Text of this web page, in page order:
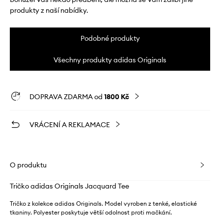
produkty z naší nabídky.
Podobné produkty
Všechny produkty adidas Originals
DOPRAVA ZDARMA od 1800 Kč
VRÁCENÍ A REKLAMACE
O produktu
Tričko adidas Originals Jacquard Tee
Tričko z kolekce adidas Originals. Model vyroben z tenké, elastické
tkaniny. Polyester poskytuje větší odolnost proti mačkání.